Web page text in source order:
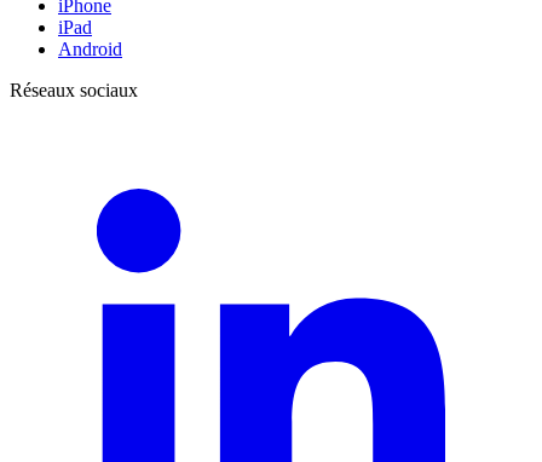
iPhone
iPad
Android
Réseaux sociaux